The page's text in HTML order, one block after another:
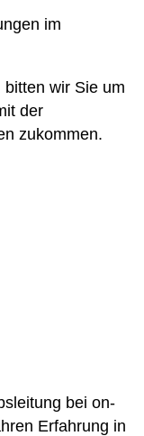
im
wir Sie um
der
zukommen.
bei on-
Erfahrung in